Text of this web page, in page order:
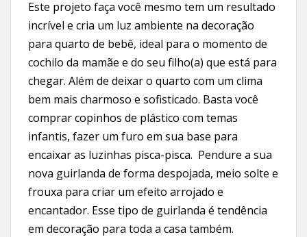
Este projeto faça você mesmo tem um resultado
incrível e cria um luz ambiente na decoração
para quarto de bebê, ideal para o momento de
cochilo da mamãe e do seu filho(a) que está para
chegar. Além de deixar o quarto com um clima
bem mais charmoso e sofisticado. Basta você
comprar copinhos de plástico com temas
infantis, fazer um furo em sua base para
encaixar as luzinhas pisca-pisca. Pendure a sua
nova guirlanda de forma despojada, meio solte e
frouxa para criar um efeito arrojado e
encantador. Esse tipo de guirlanda é tendência
em decoração para toda a casa também.